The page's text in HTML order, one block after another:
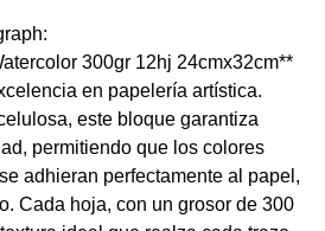
300gr 12hj 24cmx32cm**
en papelería artística.
este bloque garantiza
permitiendo que los colores
adhieran perfectamente al papel,
Cada hoja, con un grosor de 300